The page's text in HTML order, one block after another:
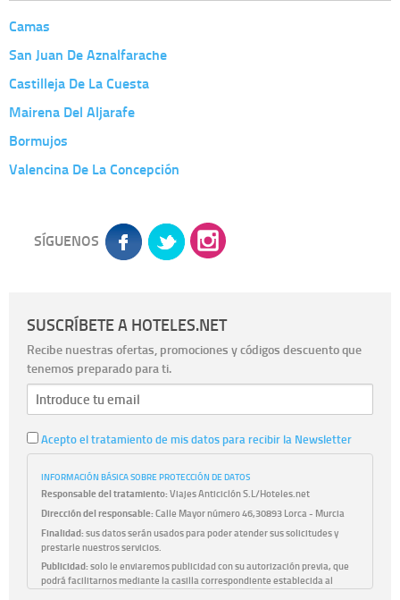
Camas
San Juan De Aznalfarache
Castilleja De La Cuesta
Mairena Del Aljarafe
Bormujos
Valencina De La Concepción
SÍGUENOS
SUSCRÍBETE A HOTELES.NET
Recibe nuestras ofertas, promociones y códigos descuento que
tenemos preparado para ti.
Acepto el tratamiento de mis datos para recibir la Newsletter
INFORMACIÓN BÁSICA SOBRE PROTECCIÓN DE DATOS
Responsable del tratamiento:Viajes Anticiclón S.L/Hoteles.net
Dirección del responsable:Calle Mayor número 46,30893 Lorca - Murcia
Finalidad:sus datos serán usados para poder atender sus solicitudes y
prestarle nuestros servicios.
Publicidad:solo le enviaremos publicidad con su autorización previa, que
podrá facilitarnos mediante la casilla correspondiente establecida al